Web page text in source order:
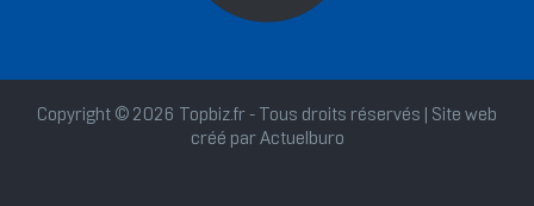
Copyright © 2026 Topbiz.fr - Tous droits réservés | Site web
créé par Actuelburo